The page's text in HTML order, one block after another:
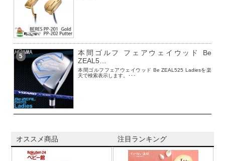
5
本間ゴルフ フェアウェイウッド Be
ZEAL5…
本間ゴルフフェアウェイウッド Be ZEAL525 Ladiesを楽
天で検索表示します。･･･
オススメ商品 注目ランキング